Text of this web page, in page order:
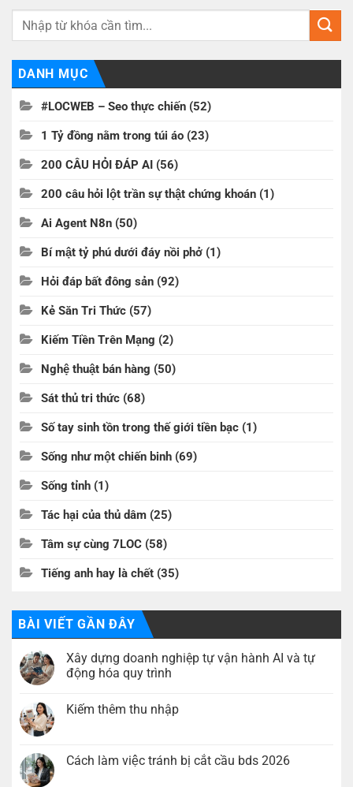
DANH MỤC
#LOCWEB – Seo thực chiến (52)
1 Tỷ đồng nằm trong túi áo (23)
200 CÂU HỎI ĐÁP AI (56)
200 câu hỏi lột trần sự thật chứng khoán (1)
Ai Agent N8n (50)
Bí mật tỷ phú dưới đáy nồi phở (1)
Hỏi đáp bất đông sản (92)
Kẻ Săn Tri Thức (57)
Kiếm Tiền Trên Mạng (2)
Nghệ thuật bán hàng (50)
Sát thủ tri thức (68)
Số tay sinh tồn trong thế giới tiền bạc (1)
Sống như một chiến binh (69)
Sống tỉnh (1)
Tác hại của thủ dâm (25)
Tâm sự cùng 7LOC (58)
Tiếng anh hay là chết (35)
BÀI VIẾT GẦN ĐÂY
Xây dựng doanh nghiệp tự vận hành AI và tự
động hóa quy trình
bình
doanh
Kiếm thêm thu nhập
luận
ở
Cách làm việc tránh bị cắt cầu bds 2026